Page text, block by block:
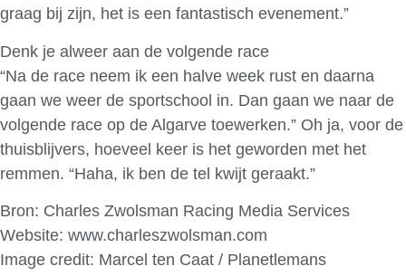
graag bij zijn, het is een fantastisch evenement.”
Denk je alweer aan de volgende race
“Na de race neem ik een halve week rust en daarna
gaan we weer de sportschool in. Dan gaan we naar de
volgende race op de Algarve toewerken.” Oh ja, voor de
thuisblijvers, hoeveel keer is het geworden met het
remmen. “Haha, ik ben de tel kwijt geraakt.”
Bron: Charles Zwolsman Racing Media Services
Website: www.charleszwolsman.com
Image credit: Marcel ten Caat / Planetlemans